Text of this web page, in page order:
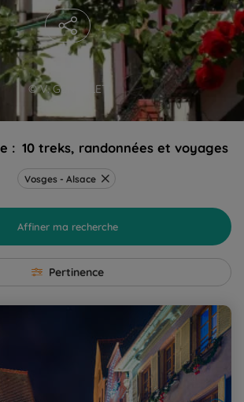
© V. GENTILLET
: 10 treks, randonnées et voyages
Vosges - Alsace
Affiner ma recherche
Pertinence
marchés de Noël de l'Alsace